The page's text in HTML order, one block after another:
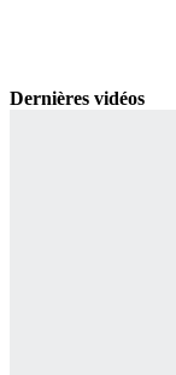
Dernières vidéos